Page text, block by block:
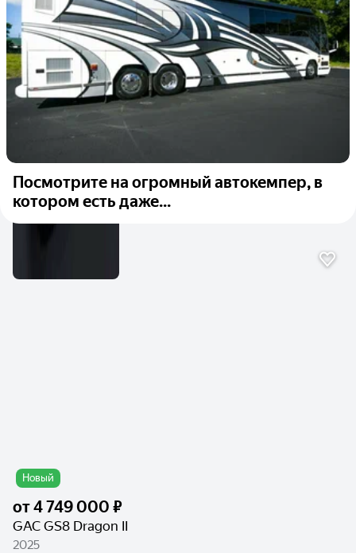
Посмотрите на огромный автокемпер, в
котором есть даже...
Новый
от4 749 000 ₽
GAC GS8 Dragon II
2025